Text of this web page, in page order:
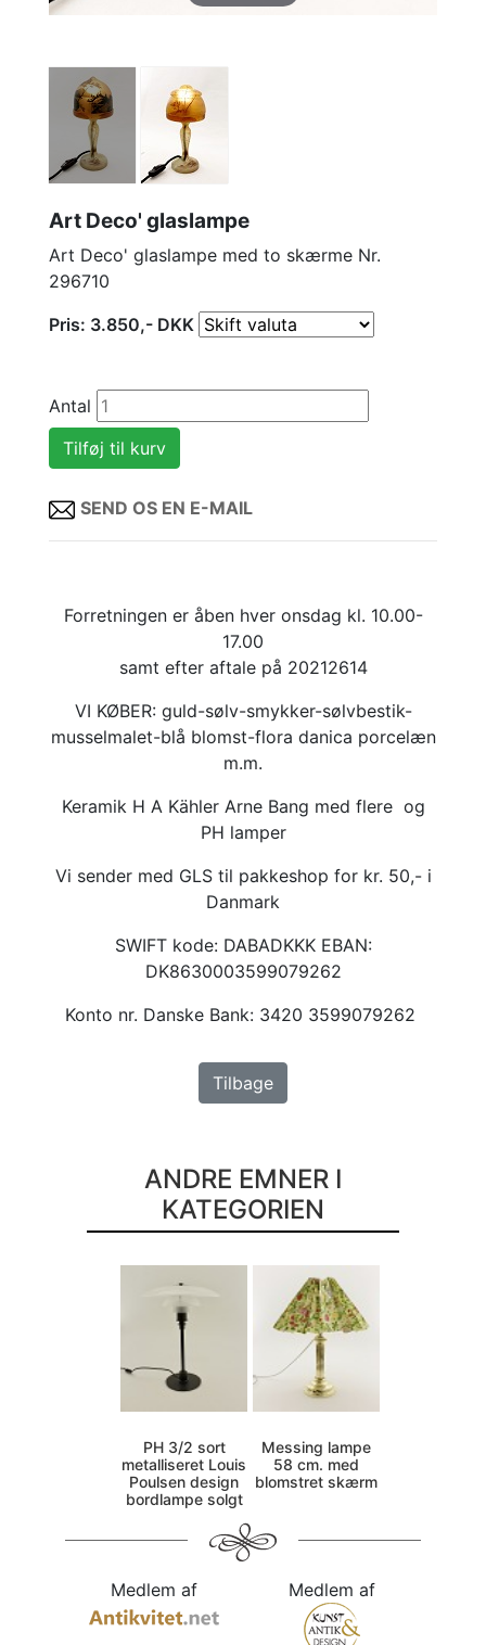
Art Deco' glaslampe
Art Deco' glaslampe med to skærme Nr.
296710
Pris: 3.850,- DKK
Antal
SEND OS EN E-MAIL
Forretningen er åben hver onsdag kl. 10.00-
17.00
samt efter aftale på 20212614
VI KØBER: guld-sølv-smykker-sølvbestik-
musselmalet-blå blomst-flora danica porcelæn
m.m.
Keramik H A Kähler Arne Bang med flere og
PH lamper
Vi sender med GLS til pakkeshop for kr. 50,- i
Danmark
SWIFT kode: DABADKKK EBAN:
DK8630003599079262
Konto nr. Danske Bank: 3420 3599079262
Tilbage
ANDRE EMNER I
KATEGORIEN
PH 3/2 sort
metalliseret Louis
Poulsen design
bordlampe solgt
Messing lampe
58 cm. med
blomstret skærm
Medlem af Medlem af